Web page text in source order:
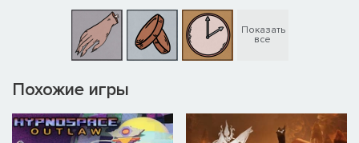
Показать
все
Похожие игры